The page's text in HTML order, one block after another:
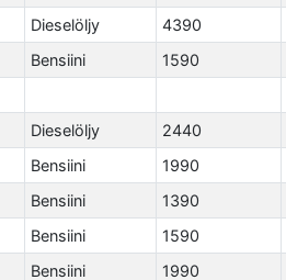
Dieselöljy 4390
Bensiini 1590
Dieselöljy 2440
Bensiini 1990
Bensiini 1390
Bensiini 1590
Bensiini 1990